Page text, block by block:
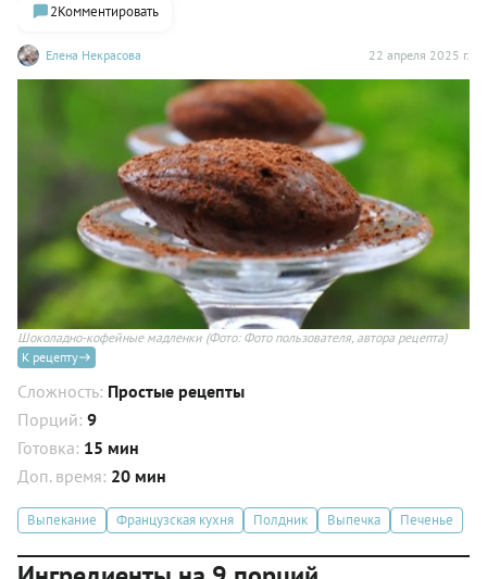
Елена Некрасова 22 апреля 2025 г.
2Комментировать
Шоколадно-кофейные мадленки (Фото: Фото пользователя, автора рецепта)
К рецепту
Сложность: Простые рецепты
Порций: 9
Готовка: 15 мин
Доп. время: 20 мин
Выпекание Французская кухня Полдник Выпечка Печенье